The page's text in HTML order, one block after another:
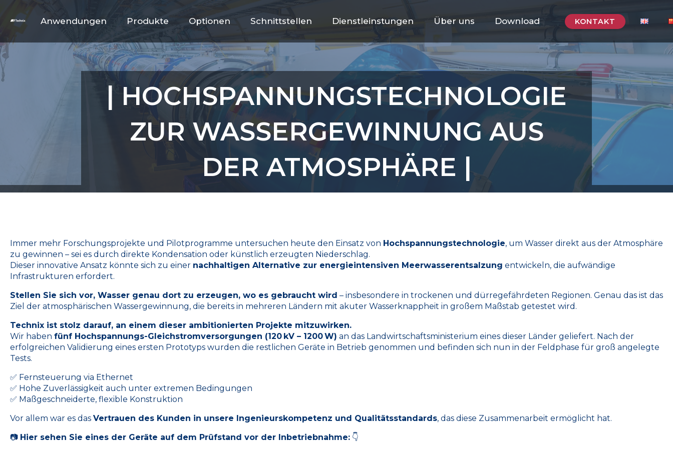
Anwendungen Produkte Optionen Schnittstellen Dienstleinstungen Über uns Download KONTAKT
| HOCHSPANNUNGSTECHNOLOGIE
ZUR WASSERGEWINNUNG AUS
DER ATMOSPHÄRE |
Immer mehr Forschungsprojekte und Pilotprogramme untersuchen heute den Einsatz von Hochspannungstechnologie, um Wasser direkt aus der Atmosphäre
zu gewinnen – sei es durch direkte Kondensation oder künstlich erzeugten Niederschlag.
Dieser innovative Ansatz könnte sich zu einer nachhaltigen Alternative zur energieintensiven Meerwasserentsalzung entwickeln, die aufwändige
Infrastrukturen erfordert.
Stellen Sie sich vor, Wasser genau dort zu erzeugen, wo es gebraucht wird – insbesondere in trockenen und dürregefährdeten Regionen. Genau das ist das
Ziel der atmosphärischen Wassergewinnung, die bereits in mehreren Ländern mit akuter Wasserknappheit in großem Maßstab getestet wird.
Technix ist stolz darauf, an einem dieser ambitionierten Projekte mitzuwirken.
Wir haben fünf Hochspannungs-Gleichstromversorgungen (120 kV – 1200 W) an das Landwirtschaftsministerium eines dieser Länder geliefert. Nach der
erfolgreichen Validierung eines ersten Prototyps wurden die restlichen Geräte in Betrieb genommen und befinden sich nun in der Feldphase für groß angelegte
Tests.
✅ Fernsteuerung via Ethernet
✅ Hohe Zuverlässigkeit auch unter extremen Bedingungen
✅ Maßgeschneiderte, flexible Konstruktion
Vor allem war es das Vertrauen des Kunden in unsere Ingenieurskompetenz und Qualitätsstandards, das diese Zusammenarbeit ermöglicht hat.
📷 Hier sehen Sie eines der Geräte auf dem Prüfstand vor der Inbetriebnahme: 👇